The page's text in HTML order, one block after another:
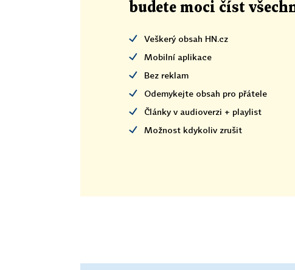
budete moci číst
Veškerý obsah HN.cz
Mobilní aplikace
Bez reklam
Odemykejte obsah pro přátele
Články v audioverzi + playlist
Možnost kdykoliv zrušit